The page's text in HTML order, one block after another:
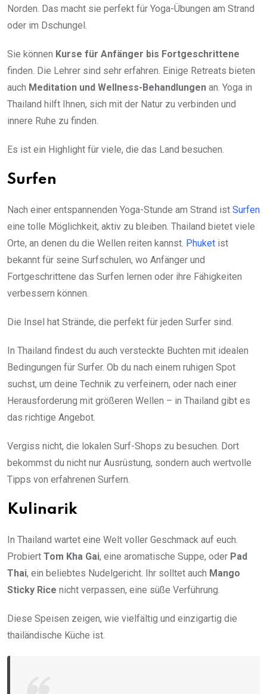
Norden. Das macht sie perfekt für Yoga-Übungen am Strand
oder im Dschungel.
Sie können Kurse für Anfänger bis Fortgeschrittene
finden. Die Lehrer sind sehr erfahren. Einige Retreats bieten
auch Meditation und Wellness-Behandlungen an. Yoga in
Thailand hilft Ihnen, sich mit der Natur zu verbinden und
innere Ruhe zu finden.
Es ist ein Highlight für viele, die das Land besuchen.
Surfen
Nach einer entspannenden Yoga-Stunde am Strand ist Surfen
eine tolle Möglichkeit, aktiv zu bleiben. Thailand bietet viele
Orte, an denen du die Wellen reiten kannst. Phuket ist
bekannt für seine Surfschulen, wo Anfänger und
Fortgeschrittene das Surfen lernen oder ihre Fähigkeiten
verbessern können.
Die Insel hat Strände, die perfekt für jeden Surfer sind.
In Thailand findest du auch versteckte Buchten mit idealen
Bedingungen für Surfer. Ob du nach einem ruhigen Spot
suchst, um deine Technik zu verfeinern, oder nach einer
Herausforderung mit größeren Wellen – in Thailand gibt es
das richtige Angebot.
Vergiss nicht, die lokalen Surf-Shops zu besuchen. Dort
bekommst du nicht nur Ausrüstung, sondern auch wertvolle
Tipps von erfahrenen Surfern.
Kulinarik
In Thailand wartet eine Welt voller Geschmack auf euch.
Probiert Tom Kha Gai, eine aromatische Suppe, oder Pad
Thai, ein beliebtes Nudelgericht. Ihr solltet auch Mango
Sticky Rice nicht verpassen, eine süße Verführung.
Diese Speisen zeigen, wie vielfältig und einzigartig die
thailändische Küche ist.